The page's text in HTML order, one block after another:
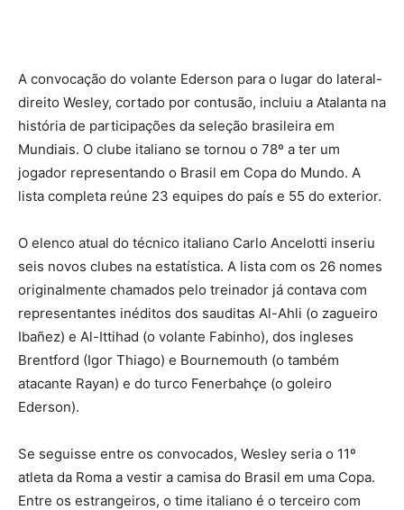
A convocação do volante Ederson para o lugar do lateral-
direito Wesley, cortado por contusão, incluiu a Atalanta na
história de participações da seleção brasileira em
Mundiais. O clube italiano se tornou o 78º a ter um
jogador representando o Brasil em Copa do Mundo. A
lista completa reúne 23 equipes do país e 55 do exterior.
O elenco atual do técnico italiano Carlo Ancelotti inseriu
seis novos clubes na estatística. A lista com os 26 nomes
originalmente chamados pelo treinador já contava com
representantes inéditos dos sauditas Al-Ahli (o zagueiro
Ibañez) e Al-Ittihad (o volante Fabinho), dos ingleses
Brentford (Igor Thiago) e Bournemouth (o também
atacante Rayan) e do turco Fenerbahçe (o goleiro
Ederson).
Se seguisse entre os convocados, Wesley seria o 11º
atleta da Roma a vestir a camisa do Brasil em uma Copa.
Entre os estrangeiros, o time italiano é o terceiro com